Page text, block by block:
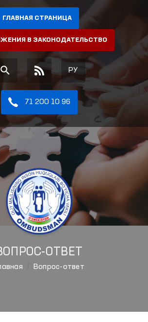
ГЛАВНАЯ СТРАНИЦА
В ЗАКОНОДАТЕЛЬСТВО
РУ
71 200 10 96
ОТВЕТ
Вопрос-ответ